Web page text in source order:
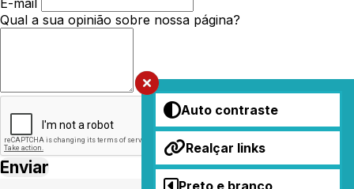
Auto contraste
Realçar links
E-mail
Qual a sua opinião sobre nossa página?